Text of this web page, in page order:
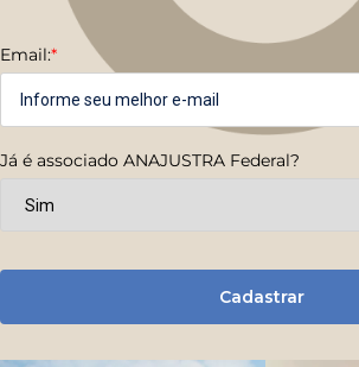
Email:*
Já é associado ANAJUSTRA Federal?
Cadastrar